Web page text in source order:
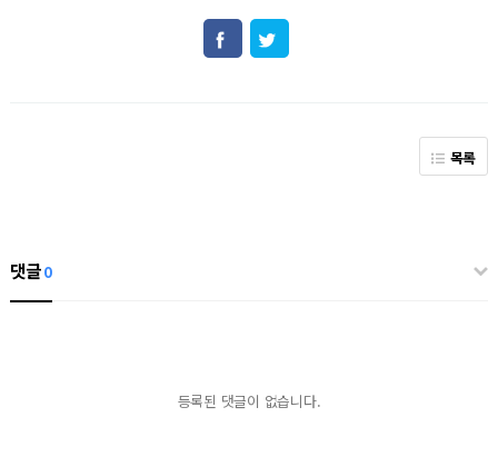
목록
댓글0
등록된 댓글이 없습니다.